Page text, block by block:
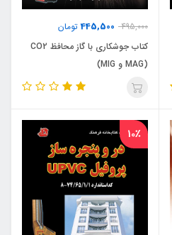
495,000
445,500تومان
کتاب جوشکاری با گاز محافظ CO2
(MAG و MIG)
10٪